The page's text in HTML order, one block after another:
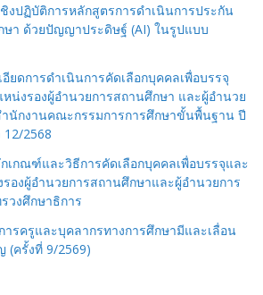
งปฏิบัติการหลักสูตรการดำเนินการประกัน
า ด้วยปัญญาประดิษฐ์ (AI) ในรูปแบบ
ยดการดำเนินการคัดเลือกบุคคลเพื่อบรรจุ
น่งรองผู้อำนวยการสถานศึกษา และผู้อำนวย
นักงานคณะกรรมการการศึกษาขั้นพื้นฐาน ปี
2568
เกณฑ์และวิธีการคัดเลือกบุคคลเพื่อบรรจุและ
องผู้อำนวยการสถานศึกษาและผู้อำนวยการ
วงศึกษาธิการ
รครูและบุคลากรทางการศึกษามีและเลื่อน
(ครั้งที่ 9/2569)